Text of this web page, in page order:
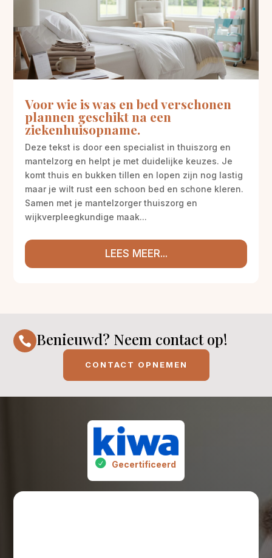
Voor wie is was en bed verschonen
plannen geschikt na een
ziekenhuisopname.
Deze tekst is door een specialist in thuiszorg en
mantelzorg en helpt je met duidelijke keuzes. Je
komt thuis en bukken tillen en lopen zijn nog lastig
maar je wilt rust een schoon bed en schone kleren.
Samen met je mantelzorger thuiszorg en
wijkverpleegkundige maak...
LEES MEER...
 Benieuwd? Neem contact op!
CONTACT OPNEMEN
Gecertificeerd